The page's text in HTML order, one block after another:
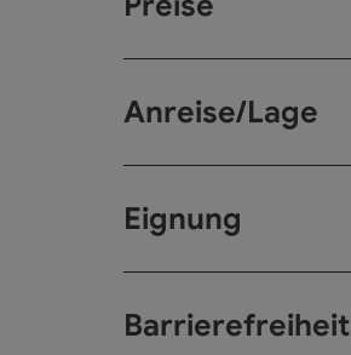
Anreise/Lage
Eignung
Barrierefreiheit